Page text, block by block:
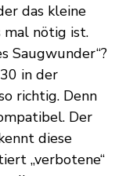
das kleine
mal nötig ist.
Saugwunder“?
in der
richtig. Denn
Der
diese
„verbotene“